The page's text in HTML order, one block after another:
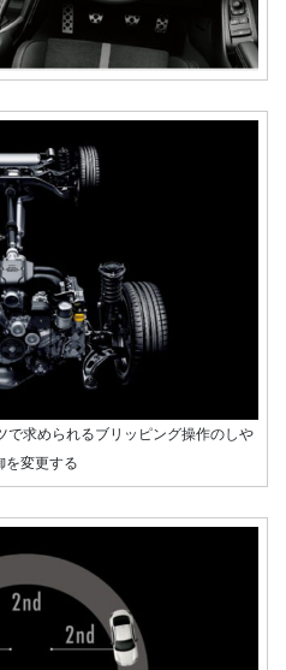
求められるブリッピング操作のしや
を変更する